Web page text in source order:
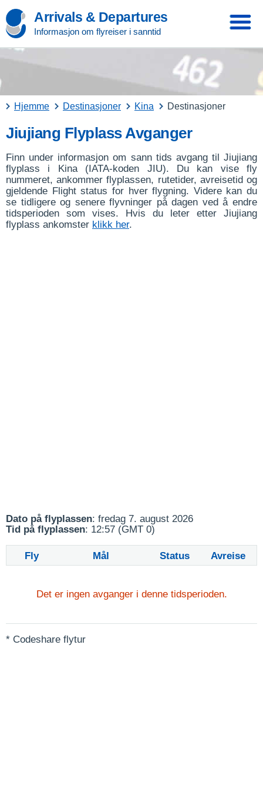
Arrivals & Departures
Informasjon om flyreiser i sanntid
Hjemme Destinasjoner Kina Destinasjoner
Jiujiang Flyplass Avganger
Finn under informasjon om sann tids avgang til Jiujiang
flyplass i Kina (IATA-koden JIU). Du kan vise fly
nummeret, ankommer flyplassen, rutetider, avreisetid og
gjeldende Flight status for hver flygning. Videre kan du
se tidligere og senere flyvninger på dagen ved å endre
tidsperioden som vises. Hvis du leter etter Jiujiang
flyplass ankomster klikk her.
Dato på flyplassen: fredag 7. august 2026
Tid på flyplassen: 12:57 (GMT 0)
Fly Mål Status Avreise
Det er ingen avganger i denne tidsperioden.
* Codeshare flytur